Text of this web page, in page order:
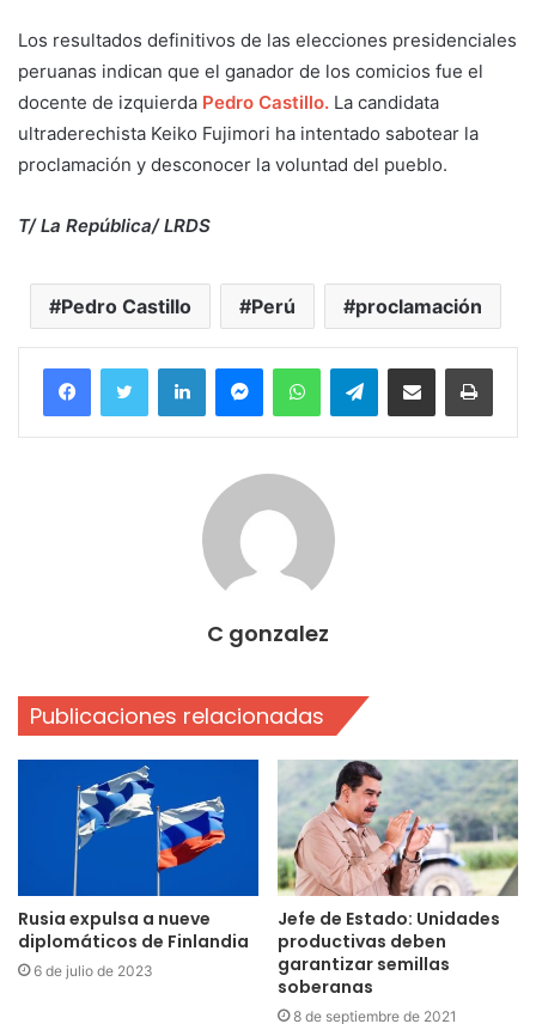
Los resultados definitivos de las elecciones presidenciales
peruanas indican que el ganador de los comicios fue el
docente de izquierda Pedro Castillo. La candidata
ultraderechista Keiko Fujimori ha intentado sabotear la
proclamación y desconocer la voluntad del pueblo.
T/ La República/ LRDS
Pedro Castillo Perú proclamación
FacebookTwitter LinkedInMessengerWhatsAppTelegramCompartir por correo electrónico
C gonzalez
Publicaciones relacionadas
Rusia expulsa a nueve
diplomáticos de Finlandia
6 de julio de 2023
Jefe de Estado: Unidades
productivas deben
garantizar semillas
soberanas
8 de septiembre de 2021